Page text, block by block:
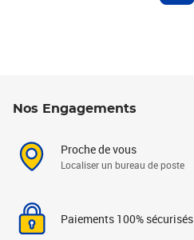
Nos Engagements
Proche de vous
Localiser un bureau de poste
Paiements 100% sécurisés